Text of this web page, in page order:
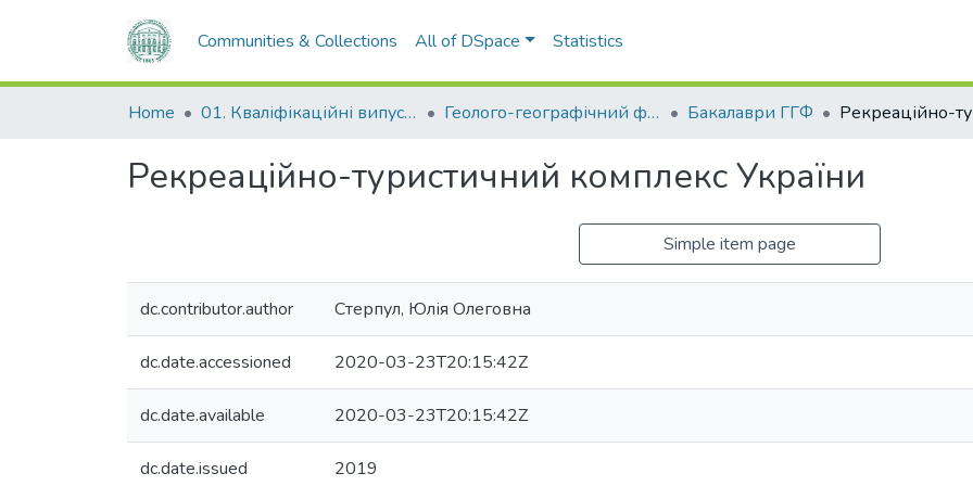
Communities & Collections All of DSpace Statistics
Home 01. Кваліфікаційні випускні роботи здобувачів вищої освіти Геолого-географічний факультет Бакалаври ГГФ
Рекреаційно-туристичний комплекс України
Simple item page
dc.contributor.author Стерпул, Юлія Олеговна
dc.date.accessioned 2020-03-23T20:15:42Z
dc.date.available 2020-03-23T20:15:42Z
dc.date.issued 2019